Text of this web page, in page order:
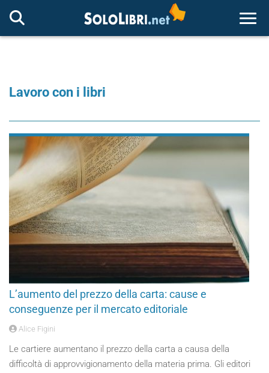
Lavoro con i libri
L’aumento del prezzo della carta: cause e
conseguenze per il mercato editoriale
Alice Figini
Le cartiere aumentano il prezzo della carta a causa della
difficoltà di approvvigionamento della materia prima. Gli editori